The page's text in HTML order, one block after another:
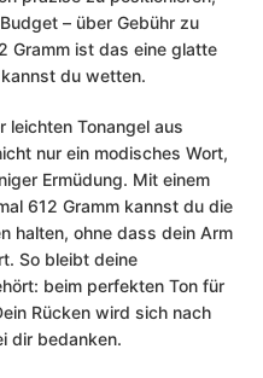
– über Gebühr zu
Gramm ist das eine glatte
du wetten.
leichten Tonangel aus
nur ein modisches Wort,
Ermüdung. Mit einem
612 Gramm kannst du die
halten, ohne dass dein Arm
So bleibt deine
beim perfekten Ton für
Rücken wird sich nach
dir bedanken.